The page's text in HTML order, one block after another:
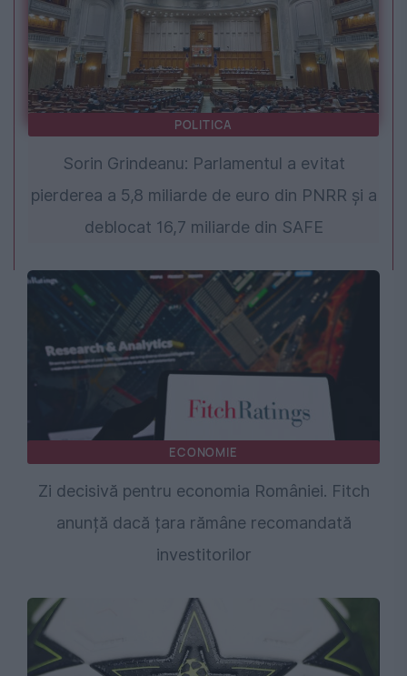
POLITICA
Sorin Grindeanu: Parlamentul a evitat
pierderea a 5,8 miliarde de euro din PNRR și a
deblocat 16,7 miliarde din SAFE
ECONOMIE
Zi decisivă pentru economia României. Fitch
anunță dacă țara rămâne recomandată
investitorilor